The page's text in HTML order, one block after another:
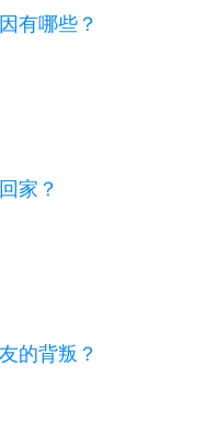
有哪些？
家？
的背叛？